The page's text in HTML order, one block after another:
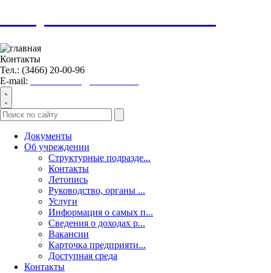
Контакты
Тел.: (3466) 20-00-96
E-mail:
Документы
Об учреждении
Структурные подразде...
Контакты
Летопись
Руководство, органы ...
Услуги
Информация о самых п...
Сведения о доходах р...
Вакансии
Карточка предприяти...
Доступная среда
Контакты